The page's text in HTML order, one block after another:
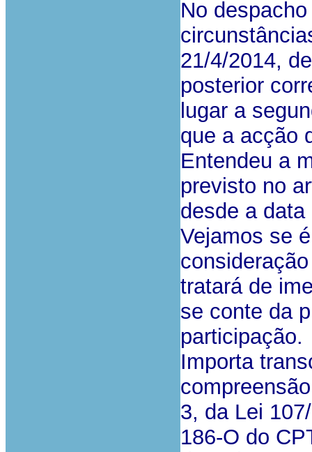
No
21/4/2014,
posterior
lugar a
que a acção
Entendeu a
previsto no
desde a
Vejamos se
tratará de
se conte da
participação.
Importa
3, da Lei
186-O do